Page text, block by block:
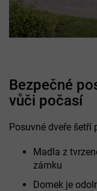
Bezpečné
vůči počasí
Posuvné dveře
Madla z
zámku
Domek je